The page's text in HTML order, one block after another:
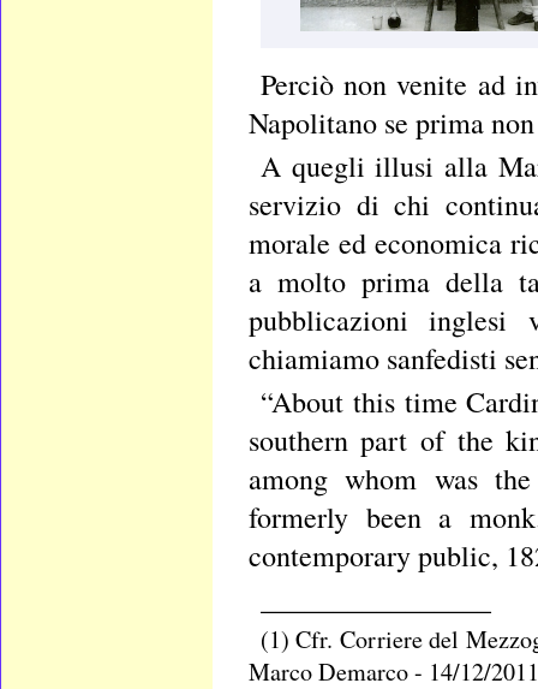
Perciò non venite ad
Napolitano se prima
A quegli illusi alla
servizio di chi
morale ed economica
a molto prima della
pubblicazioni
chiamiamo sanfedisti
“About this time
southern part of the
among whom was
formerly been a
contemporary public,
(1) Cfr. Corriere del
Marco Demarco - 14/12/2011